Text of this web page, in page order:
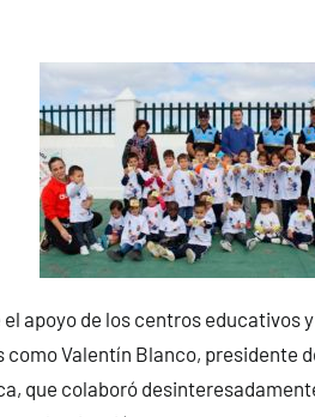
apoyo de los centros educativos
como Valentín Blanco, presidente
que colaboró